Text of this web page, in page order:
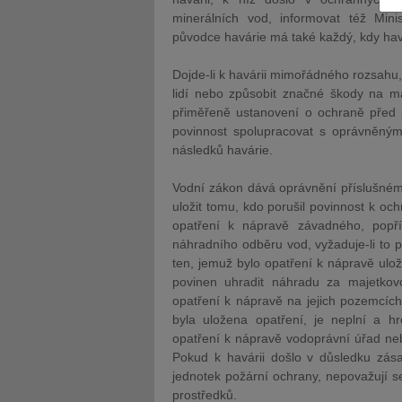
minerálních vod, informovat též
původce havárie má také každý, kdy
Dojde-li k havárii mimořádného
lidí nebo způsobit značné škody na
přiměřeně ustanovení o ochraně
povinnost spolupracovat s
následků havárie.
Vodní zákon dává oprávnění
uložit tomu, kdo porušil povinnost k
opatření k nápravě závadného,
náhradního odběru vod, vyžaduje-li to
ten, jemuž bylo opatření k nápravě
povinen uhradit náhradu za
opatření k nápravě na jejich
byla uložena opatření, je neplní a
opatření k nápravě vodoprávní úřad
Pokud k havárii došlo v důsledku
jednotek požární ochrany, nepovažují
prostředků.
JUDr. Tomáš Nielsen
JUDr.